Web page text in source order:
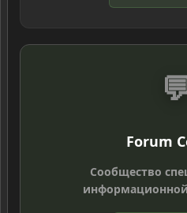
Forum
Сообщество
информационной